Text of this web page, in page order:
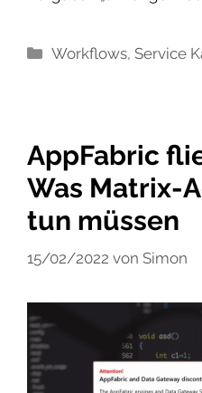
Kategorien
Workflows,Service
AppFabric
Was Matrix-
tun müssen
15/02/2022 von Simon